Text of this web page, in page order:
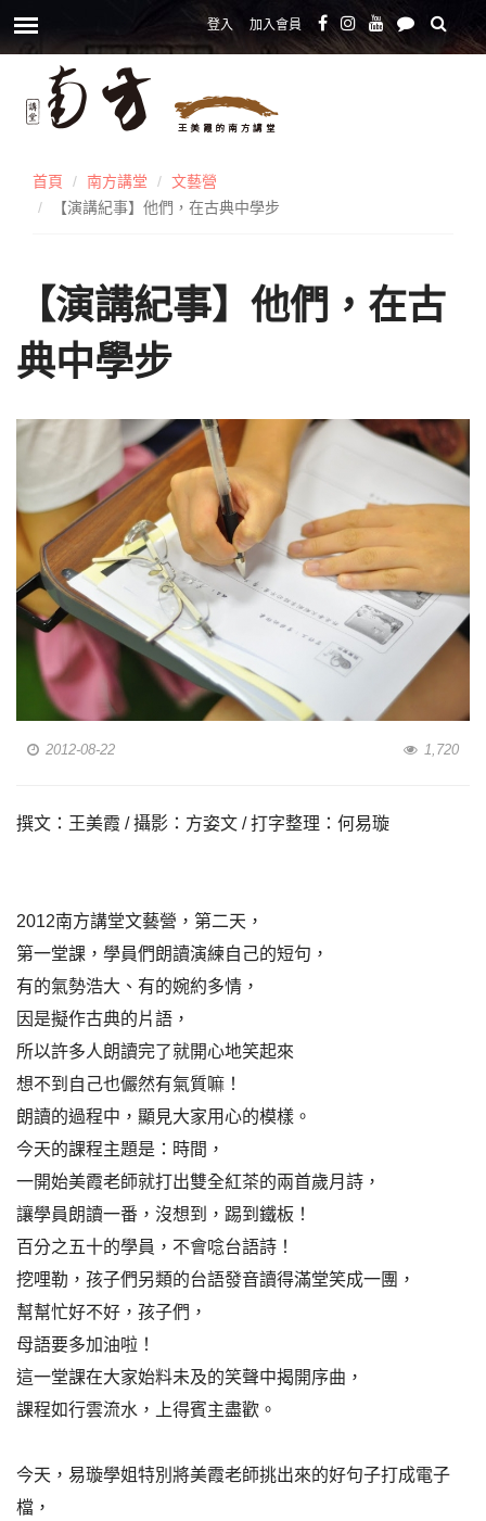
登入 加入會員
首頁 南方講堂
文藝營
【演講紀事】他們，在古典中學步
【演講紀事】他們，在古
典中學步
2012-08-22 1,720
撰文：王美霞 / 攝影：方姿文 / 打字整理：何易璇
2012南方講堂文藝營，第二天，
第一堂課，學員們朗讀演練自己的短句，
有的氣勢浩大、有的婉約多情，
因是擬作古典的片語，
所以許多人朗讀完了就開心地笑起來
想不到自己也儼然有氣質嘛！
朗讀的過程中，顯見大家用心的模樣。
今天的課程主題是：時間，
一開始美霞老師就打出雙全紅茶的兩首歲月詩，
讓學員朗讀一番，沒想到，踢到鐵板！
百分之五十的學員，不會唸台語詩！
挖哩勒，孩子們另類的台語發音讀得滿堂笑成一團，
幫幫忙好不好，孩子們，
母語要多加油啦！
這一堂課在大家始料未及的笑聲中揭開序曲，
課程如行雲流水，上得賓主盡歡。
今天，易璇學姐特別將美霞老師挑出來的好句子打成電子
檔，